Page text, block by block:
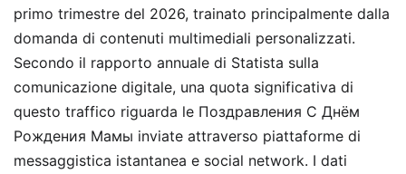
primo trimestre del 2026, trainato principalmente dalla
domanda di contenuti multimediali personalizzati.
Secondo il rapporto annuale di Statista sulla
comunicazione digitale, una quota significativa di
questo traffico riguarda le Поздравления С Днём
Рождения Мамы inviate attraverso piattaforme di
messaggistica istantanea e social network. I dati